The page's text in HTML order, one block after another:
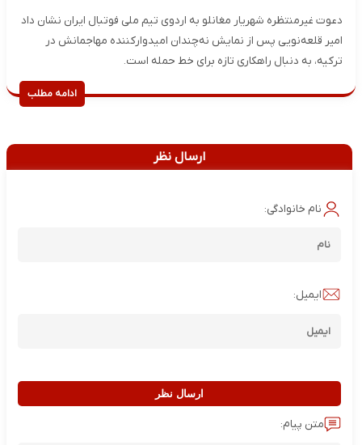
دعوت غیرمنتظره شهریار مغانلو به اردوی تیم ملی فوتبال ایران نشان داد
امیر قلعه‌نویی پس از نمایش نه‌چندان امیدوارکننده مهاجمانش در
ترکیه، به دنبال راهکاری تازه برای خط حمله است.
ادامه مطلب
ارسال نظر
نام خانوادگی:
ایمیل:
ارسال نظر
متن پیام: